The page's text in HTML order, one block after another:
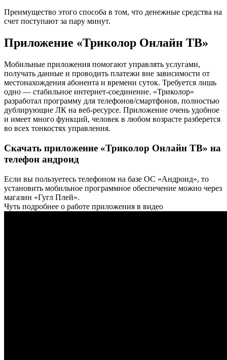
Преимущество этого способа в том, что денежные средства на
счет поступают за пару минут.
Приложение «Триколор Онлайн ТВ»
Мобильные приложения помогают управлять услугами,
получать данные и проводить платежи вне зависимости от
местонахождения абонента и времени суток. Требуется лишь
одно — стабильное интернет-соединение. «Триколор»
разработал программу для телефонов/смартфонов, полностью
дублирующие ЛК на веб-ресурсе. Приложение очень удобное
и имеет много функций, человек в любом возрасте разберется
во всех тонкостях управления.
Скачать приложение «Триколор Онлайн ТВ» на
телефон андроид
Если вы пользуетесь телефоном на базе ОС «Андроид», то
установить мобильное программное обеспечение можно через
магазин «Гугл Плей».
Чуть подробнее о работе приложения в видео